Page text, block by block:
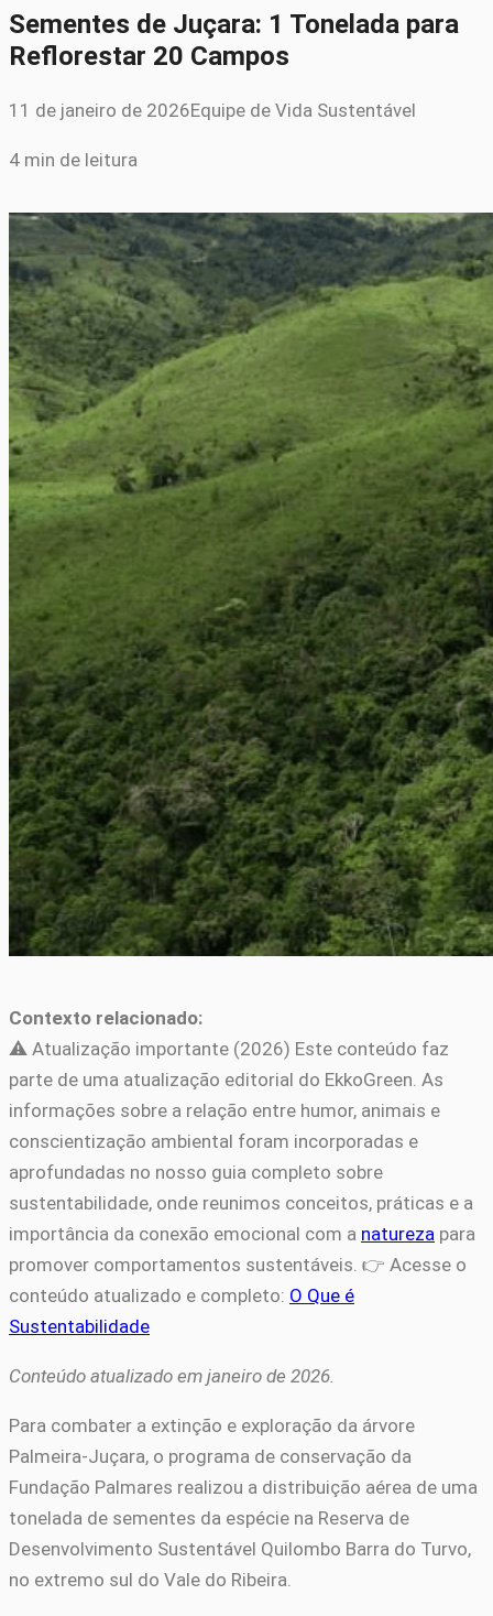
Sementes de Juçara: 1 Tonelada para
Reflorestar 20 Campos
11 de janeiro de 2026Equipe de Vida Sustentável
4 min de leitura
Contexto relacionado:
⚠️ Atualização importante (2026) Este conteúdo faz
parte de uma atualização editorial do EkkoGreen. As
informações sobre a relação entre humor, animais e
conscientização ambiental foram incorporadas e
aprofundadas no nosso guia completo sobre
sustentabilidade, onde reunimos conceitos, práticas e a
importância da conexão emocional com a natureza para
promover comportamentos sustentáveis. 👉 Acesse o
conteúdo atualizado e completo: O Que é
Sustentabilidade
Conteúdo atualizado em janeiro de 2026.
Para combater a extinção e exploração da árvore
Palmeira-Juçara, o programa de conservação da
Fundação Palmares realizou a distribuição aérea de uma
tonelada de sementes da espécie na Reserva de
Desenvolvimento Sustentável Quilombo Barra do Turvo,
no extremo sul do Vale do Ribeira.